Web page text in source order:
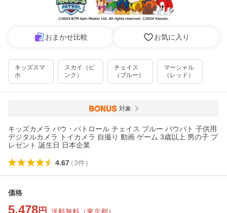
おまかせ比較 お気に入り
キッズスマ
ホ
スカイ（ピ
ンク）
チェイス
（ブルー）
マーシャル
（レッド）
対象
キッズカメラ パウ・パトロール チェイス ブルー パウパト 子供用
デジタルカメラ トイカメラ 自撮り 動画 ゲーム 3歳以上 男の子 プ
レゼント 誕生日 日本企業
4.67（3件）
価格
5,478 円